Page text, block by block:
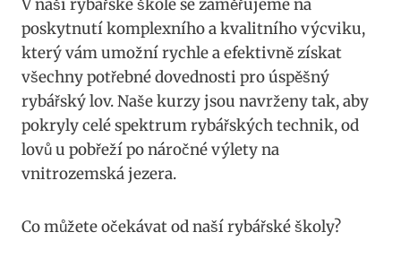
V naší rybářské škole se zaměřujeme na
poskytnutí⁤ komplexního a⁣ kvalitního výcviku,
který vám umožní rychle a efektivně získat‍
všechny potřebné dovednosti pro úspěšný
rybářský lov. Naše ⁣kurzy ‍jsou navrženy tak, aby⁣
pokryly celé spektrum rybářských technik, od
lovů u pobřeží po náročné výlety na‌
vnitrozemská jezera.
Co‌ můžete očekávat od naší⁢ rybářské⁤ školy?